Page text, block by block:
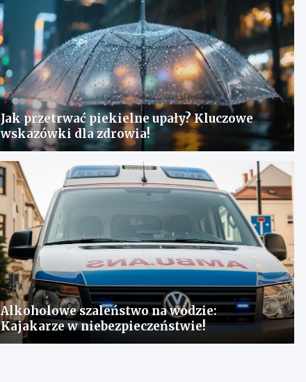
Jak przetrwać piekielne upały? Kluczowe
wskazówki dla zdrowia!
Alkoholowe szaleństwo na wodzie:
Kajakarze w niebezpieczeństwie!